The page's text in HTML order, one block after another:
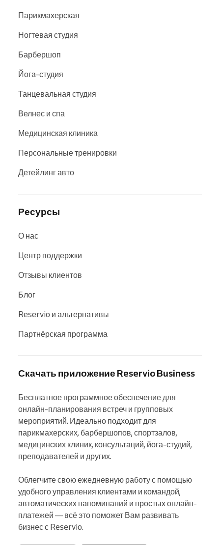
Парикмахерская
Ногтевая студия
Барбершоп
Йога-студия
Танцевальная студия
Велнес и спа
Медицинская клиника
Персональные тренировки
Детейлинг авто
Ресурсы
О нас
Центр поддержки
Отзывы клиентов
Блог
Reservio и альтернативы
Партнёрская программа
Скачать приложение Reservio Business
Бесплатное программное обеспечение для
онлайн-планирования встреч и групповых
мероприятий. Идеально подходит для
парикмахерских, барбершопов, спортзалов,
медицинских клиник, консультаций, йога-студий,
преподавателей и других.
Облегчите свою ежедневную работу с помощью
удобного управления клиентами и командой,
автоматических напоминаний и простых онлайн-
платежей — всё это поможет Вам развивать
бизнес с Reservio.